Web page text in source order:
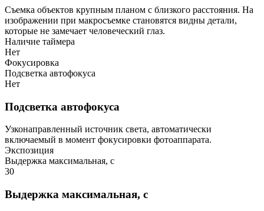
Съемка объектов крупным планом с близкого расстояния. На
изображении при макросъемке становятся видны детали,
которые не замечает человеческий глаз.
Наличие таймера
Нет
Фокусировка
Подсветка автофокуса
Нет
Подсветка автофокуса
Узконаправленный источник света, автоматически
включаемый в момент фокусировки фотоаппарата.
Экспозиция
Выдержка максимальная, с
30
Выдержка максимальная, с